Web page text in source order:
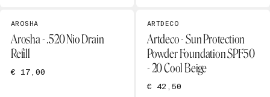
AROSHA
Arosha - .520 Nio Drain
Refill
€ 17,00
ARTDECO
Artdeco - Sun Protection
Powder Foundation SPF50
- 20 Cool Beige
€ 42,50